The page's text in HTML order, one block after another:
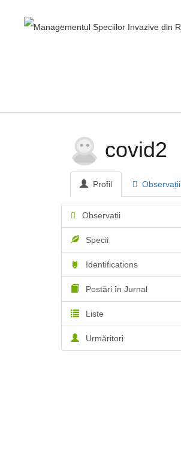
covid2
Profil Observații
Observații
Specii
Identifications
Postări în Jurnal
Liste
Urmăritori